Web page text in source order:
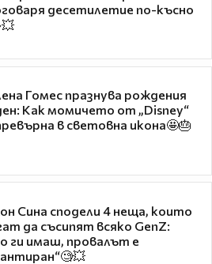
десетилетие по-късно
Гомес празнува рождения
Как момичето от „Disney“
в световна икона🤩🎂
Сина сподели 4 неща, които
да съсипят всяко GenZ:
ги имаш, провалът е